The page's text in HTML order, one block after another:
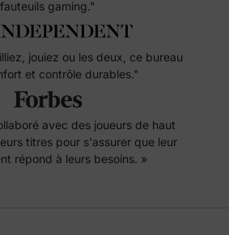
fauteuils gaming."
jouiez ou les deux, ce bureau
et contrôle durables."
avec des joueurs de haut
titres pour s'assurer que leur
répond à leurs besoins. »